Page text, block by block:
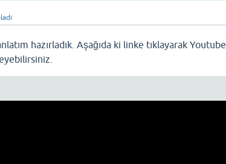
hazırladık. Aşağıda ki linke tıklayarak Youtube